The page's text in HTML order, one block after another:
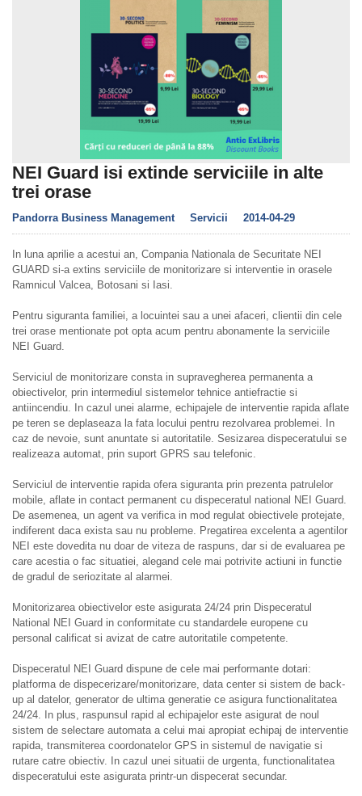
NEI Guard isi extinde serviciile in alte
trei orase
Pandorra Business Management Servicii 2014-04-29
In luna aprilie a acestui an, Compania Nationala de Securitate NEI
GUARD si-a extins serviciile de monitorizare si interventie in orasele
Ramnicul Valcea, Botosani si Iasi.
Pentru siguranta familiei, a locuintei sau a unei afaceri, clientii din cele
trei orase mentionate pot opta acum pentru abonamente la serviciile
NEI Guard.
Serviciul de monitorizare consta in supravegherea permanenta a
obiectivelor, prin intermediul sistemelor tehnice antiefractie si
antiincendiu. In cazul unei alarme, echipajele de interventie rapida aflate
pe teren se deplaseaza la fata locului pentru rezolvarea problemei. In
caz de nevoie, sunt anuntate si autoritatile. Sesizarea dispeceratului se
realizeaza automat, prin suport GPRS sau telefonic.
Serviciul de interventie rapida ofera siguranta prin prezenta patrulelor
mobile, aflate in contact permanent cu dispeceratul national NEI Guard.
De asemenea, un agent va verifica in mod regulat obiectivele protejate,
indiferent daca exista sau nu probleme. Pregatirea excelenta a agentilor
NEI este dovedita nu doar de viteza de raspuns, dar si de evaluarea pe
care acestia o fac situatiei, alegand cele mai potrivite actiuni in functie
de gradul de seriozitate al alarmei.
Monitorizarea obiectivelor este asigurata 24/24 prin Dispeceratul
National NEI Guard in conformitate cu standardele europene cu
personal calificat si avizat de catre autoritatile competente.
Dispeceratul NEI Guard dispune de cele mai performante dotari:
platforma de dispecerizare/monitorizare, data center si sistem de back-
up al datelor, generator de ultima generatie ce asigura functionalitatea
24/24. In plus, raspunsul rapid al echipajelor este asigurat de noul
sistem de selectare automata a celui mai apropiat echipaj de interventie
rapida, transmiterea coordonatelor GPS in sistemul de navigatie si
rutare catre obiectiv. In cazul unei situatii de urgenta, functionalitatea
dispeceratului este asigurata printr-un dispecerat secundar.